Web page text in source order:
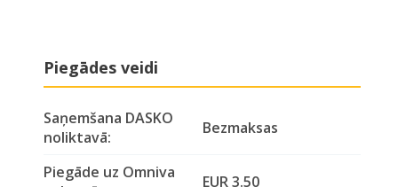
Piegādes veidi
Saņemšana DASKO
noliktavā:
Bezmaksas
Piegāde uz Omniva
EUR 3.50